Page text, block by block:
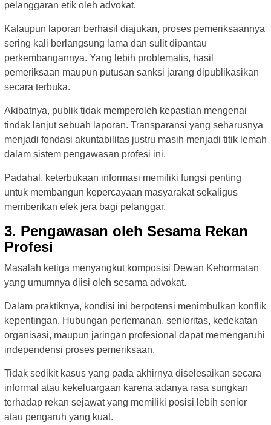
pelanggaran etik oleh advokat.
Kalaupun laporan berhasil diajukan, proses pemeriksaannya
sering kali berlangsung lama dan sulit dipantau
perkembangannya. Yang lebih problematis, hasil
pemeriksaan maupun putusan sanksi jarang dipublikasikan
secara terbuka.
Akibatnya, publik tidak memperoleh kepastian mengenai
tindak lanjut sebuah laporan. Transparansi yang seharusnya
menjadi fondasi akuntabilitas justru masih menjadi titik lemah
dalam sistem pengawasan profesi ini.
Padahal, keterbukaan informasi memiliki fungsi penting
untuk membangun kepercayaan masyarakat sekaligus
memberikan efek jera bagi pelanggar.
3. Pengawasan oleh Sesama Rekan
Profesi
Masalah ketiga menyangkut komposisi Dewan Kehormatan
yang umumnya diisi oleh sesama advokat.
Dalam praktiknya, kondisi ini berpotensi menimbulkan konflik
kepentingan. Hubungan pertemanan, senioritas, kedekatan
organisasi, maupun jaringan profesional dapat memengaruhi
independensi proses pemeriksaan.
Tidak sedikit kasus yang pada akhirnya diselesaikan secara
informal atau kekeluargaan karena adanya rasa sungkan
terhadap rekan sejawat yang memiliki posisi lebih senior
atau pengaruh yang kuat.